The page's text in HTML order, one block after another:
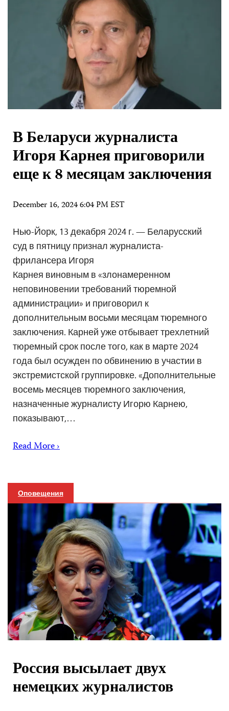
В Беларуси журналиста
Игоря Карнея приговорили
еще к 8 месяцам заключения
December 16, 2024 6:04 PM EST
Нью-Йорк, 13 декабря 2024 г. — Беларусский
суд в пятницу признал журналиста-
фрилансера Игоря
Карнея виновным в «злонамеренном
неповиновении требований тюремной
администрации» и приговорил к
дополнительным восьми месяцам тюремного
заключения. Карней уже отбывает трехлетний
тюремный срок после того, как в марте 2024
года был осужден по обвинению в участии в
экстремистской группировке. «Дополнительные
восемь месяцев тюремного заключения,
назначенные журналисту Игорю Карнею,
показывают,…
Read More ›
Оповещения
Россия высылает двух
немецких журналистов